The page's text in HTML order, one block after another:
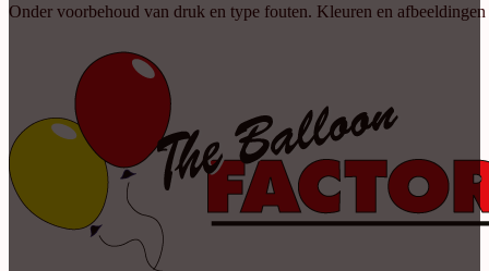
Onder voorbehoud van druk en type fouten. Kleuren en